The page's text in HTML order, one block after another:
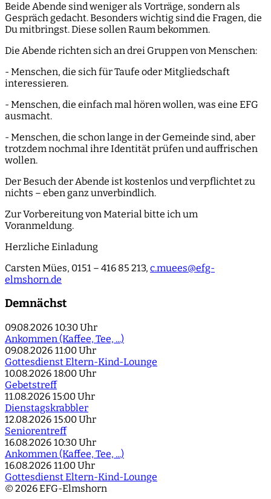
Beide Abende sind weniger als Vorträge, sondern als
Gespräch gedacht. Besonders wichtig sind die Fragen, die
Du mitbringst. Diese sollen Raum bekommen.
Die Abende richten sich an drei Gruppen von Menschen:
- Menschen, die sich für Taufe oder Mitgliedschaft
interessieren.
- Menschen, die einfach mal hören wollen, was eine EFG
ausmacht.
- Menschen, die schon lange in der Gemeinde sind, aber
trotzdem nochmal ihre Identität prüfen und auffrischen
wollen.
Der Besuch der Abende ist kostenlos und verpflichtet zu
nichts – eben ganz unverbindlich.
Zur Vorbereitung von Material bitte ich um
Voranmeldung.
Herzliche Einladung
Carsten Mües, 0151 – 416 85 213, c.muees@efg-
elmshorn.de
Demnächst
09.08.2026 10:30 Uhr
Ankommen (Kaffee, Tee, ...)
09.08.2026 11:00 Uhr
Gottesdienst Eltern-Kind-Lounge
10.08.2026 18:00 Uhr
Gebetstreff
11.08.2026 15:00 Uhr
Dienstagskrabbler
12.08.2026 15:00 Uhr
Seniorentreff
16.08.2026 10:30 Uhr
Ankommen (Kaffee, Tee, ...)
16.08.2026 11:00 Uhr
Gottesdienst Eltern-Kind-Lounge
© 2026 EFG-Elmshorn